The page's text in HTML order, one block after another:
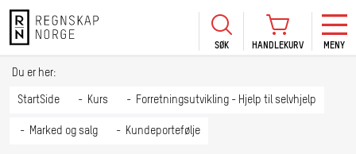
SØK HANDLEKURV MENY
Du er her:
StartSide Kurs Forretningsutvikling - Hjelp til selvhjelp
Marked og salg Kundeportefølje